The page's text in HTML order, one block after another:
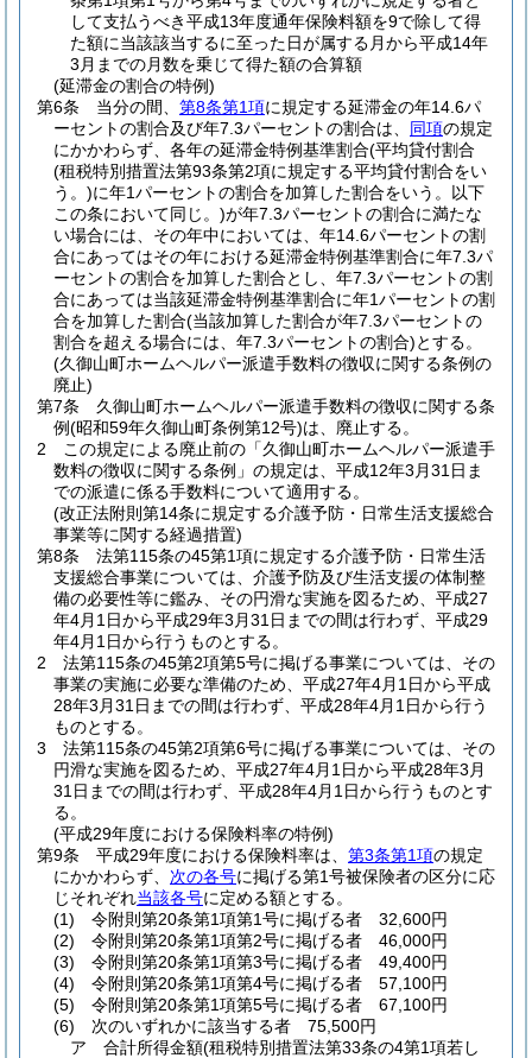
して支払うべき平成13年度通年保険料額を9で除して得
た額に当該該当するに至った日が属する月から平成14年
3月までの月数を乗じて得た額の合算額
(延滞金の割合の特例)
第6条
当分の間、 第8条第1項に規定する延滞金の年14.6パ
ーセントの割合及び年7.3パーセントの割合は、 同項の規定
にかかわらず、各年の延滞金特例基準割合(平均貸付割合
(租税特別措置法第93条第2項に規定する平均貸付割合をい
う。)に年1パーセントの割合を加算した割合をいう。以下
この条において同じ。)が年7.3パーセントの割合に満たな
い場合には、その年中においては、年14.6パーセントの割
合にあってはその年における延滞金特例基準割合に年7.3パ
ーセントの割合を加算した割合とし、年7.3パーセントの割
合にあっては当該延滞金特例基準割合に年1パーセントの割
合を加算した割合(当該加算した割合が年7.3パーセントの
割合を超える場合には、年7.3パーセントの割合)とする。
(久御山町ホームヘルパー派遣手数料の徴収に関する条例の
廃止)
第7条
久御山町ホームヘルパー派遣手数料の徴収に関する条
例(昭和59年久御山町条例第12号)は、廃止する。
2
この規定による廃止前の「久御山町ホームヘルパー派遣手
数料の徴収に関する条例」の規定は、平成12年3月31日ま
での派遣に係る手数料について適用する。
(改正法附則第14条に規定する介護予防・日常生活支援総合
事業等に関する経過措置)
第8条
法第115条の45第1項に規定する介護予防・日常生活
支援総合事業については、介護予防及び生活支援の体制整
備の必要性等に鑑み、その円滑な実施を図るため、平成27
年4月1日から平成29年3月31日までの間は行わず、平成29
年4月1日から行うものとする。
2
法第115条の45第2項第5号に掲げる事業については、その
事業の実施に必要な準備のため、平成27年4月1日から平成
28年3月31日までの間は行わず、平成28年4月1日から行う
ものとする。
3
法第115条の45第2項第6号に掲げる事業については、その
円滑な実施を図るため、平成27年4月1日から平成28年3月
31日までの間は行わず、平成28年4月1日から行うものとす
る。
(平成29年度における保険料率の特例)
第9条
平成29年度における保険料率は、 第3条第1項の規定
にかかわらず、 次の各号に掲げる第1号被保険者の区分に応
じそれぞれ当該各号に定める額とする。
(1)
令附則第20条第1項第1号に掲げる者 32,600円
(2)
令附則第20条第1項第2号に掲げる者 46,000円
(3)
令附則第20条第1項第3号に掲げる者 49,400円
(4)
令附則第20条第1項第4号に掲げる者 57,100円
(5)
令附則第20条第1項第5号に掲げる者 67,100円
(6)
次のいずれかに該当する者 75,500円
ア
合計所得金額(租税特別措置法第33条の4第1項若し